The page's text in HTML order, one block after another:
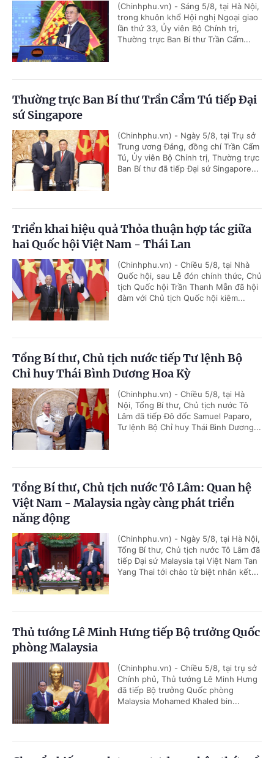
(Chinhphu.vn) - Sáng 5/8, tại Hà Nội,
trong khuôn khổ Hội nghị Ngoại giao
lần thứ 33, Ủy viên Bộ Chính trị,
Thường trực Ban Bí thư Trần Cẩm...
Thường trực Ban Bí thư Trần Cẩm Tú tiếp Đại
sứ Singapore
(Chinhphu.vn) - Ngày 5/8, tại Trụ sở
Trung ương Đảng, đồng chí Trần Cẩm
Tú, Ủy viên Bộ Chính trị, Thường trực
Ban Bí thư đã tiếp Đại sứ Singapore...
Triển khai hiệu quả Thỏa thuận hợp tác giữa
hai Quốc hội Việt Nam - Thái Lan
(Chinhphu.vn) - Chiều 5/8, tại Nhà
Quốc hội, sau Lễ đón chính thức, Chủ
tịch Quốc hội Trần Thanh Mẫn đã hội
đàm với Chủ tịch Quốc hội kiêm...
Tổng Bí thư, Chủ tịch nước tiếp Tư lệnh Bộ
Chỉ huy Thái Bình Dương Hoa Kỳ
(Chinhphu.vn) - Chiều 5/8, tại Hà
Nội, Tổng Bí thư, Chủ tịch nước Tô
Lâm đã tiếp Đô đốc Samuel Paparo,
Tư lệnh Bộ Chỉ huy Thái Bình Dương...
Tổng Bí thư, Chủ tịch nước Tô Lâm: Quan hệ
Việt Nam - Malaysia ngày càng phát triển
năng động
(Chinhphu.vn) - Ngày 5/8, tại Hà Nội,
Tổng Bí thư, Chủ tịch nước Tô Lâm đã
tiếp Đại sứ Malaysia tại Việt Nam Tan
Yang Thai tới chào từ biệt nhân kết...
Thủ tướng Lê Minh Hưng tiếp Bộ trưởng Quốc
phòng Malaysia
(Chinhphu.vn) - Chiều 5/8, tại trụ sở
Chính phủ, Thủ tướng Lê Minh Hưng
đã tiếp Bộ trưởng Quốc phòng
Malaysia Mohamed Khaled bin...